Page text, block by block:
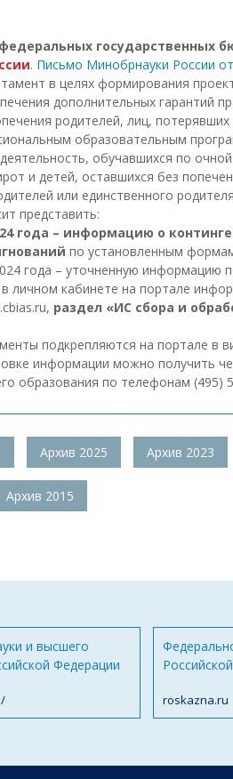
государственных
. Письмо Минобрнауки России
в целях формирования
дополнительных гарантий
родителей, лиц,
образовательным
обучавшихся по
и детей, оставшихся без
или единственного
представить:
года – информацию о
по установленным
года – уточненную информацию
личном кабинете на портале
раздел «ИС сбора и
подкрепляются на портале в
информации можно получить
образования по телефонам (495)
Архив 2025 Архив 2023
Архив 2015
и высшего
Федерации
roskazna.ru